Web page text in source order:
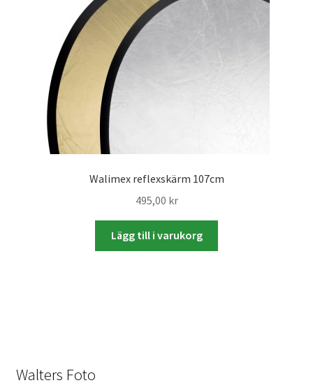
Skyltmaterial / Gatupratare
ID/ Körkort / Visumfoto
Skadefoto / Försäkringsärenden
Skolfoto / Idrottsförening
Varukorg
Walimex reflexskärm 107cm
495,00 kr
Lägg till i varukorg
Walters Foto